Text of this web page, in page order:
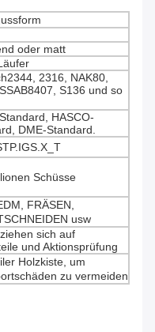
oder matt
2316, NAK80,
S136 und so
HASCO-
DME-Standard.
Schüsse
FRÄSEN,
usw
sich auf
und Aktionsprüfung
Holzkiste, um
zu vermeiden